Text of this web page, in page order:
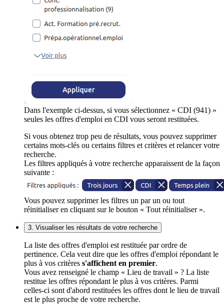
Dans l'exemple ci-dessus, si vous sélectionnez « CDI (941) »
seules les offres d'emploi en CDI vous seront restituées.
Si vous obtenez trop peu de résultats, vous pouvez supprimer
certains mots-clés ou certains filtres et critères et relancer votre
recherche.
Les filtres appliqués à votre recherche apparaissent de la façon
suivante :
Vous pouvez supprimer les filtres un par un ou tout
réinitialiser en cliquant sur le bouton « Tout réinitialiser ».
3. Visualiser les résultats de votre recherche
La liste des offres d'emploi est restituée par ordre de
pertinence. Cela veut dire que les offres d'emploi répondant le
plus à vos critères s'affichent en premier.
Vous avez renseigné le champ « Lieu de travail » ? La liste
restitue les offres répondant le plus à vos critères. Parmi
celles-ci sont d'abord restituées les offres dont le lieu de travail
est le plus proche de votre recherche.